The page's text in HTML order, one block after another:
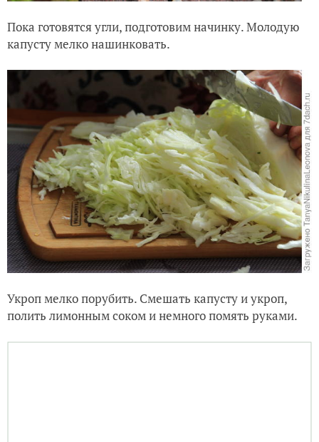
Пока готовятся угли, подготовим начинку. Молодую
капусту мелко нашинковать.
Укроп мелко порубить. Смешать капусту и укроп,
полить лимонным соком и немного помять руками.